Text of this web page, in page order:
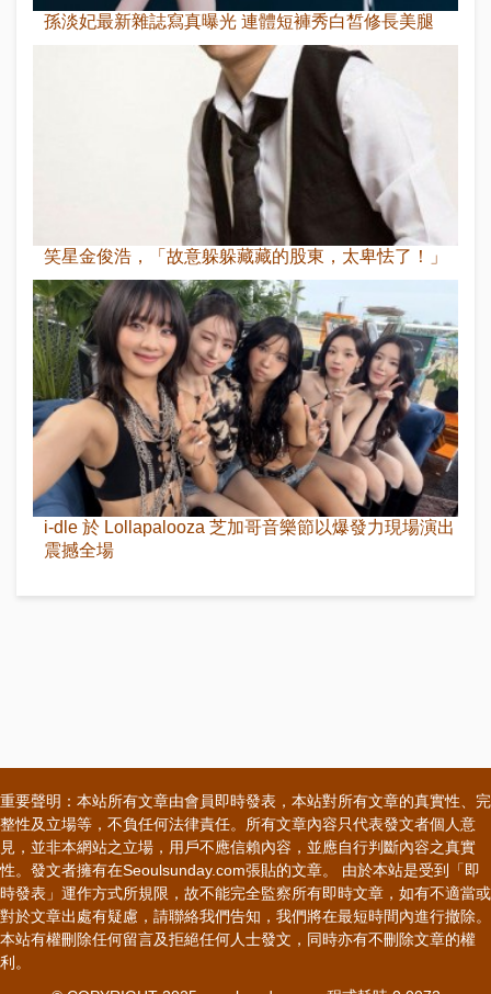
孫淡妃最新雜誌寫真曝光 連體短褲秀白皙修長美腿
笑星金俊浩，「故意躲躲藏藏的股東，太卑怯了！」
i-dle 於 Lollapalooza 芝加哥音樂節以爆發力現場演出
震撼全場
重要聲明：本站所有文章由會員即時發表，本站對所有文章的真實性、完
整性及立場等，不負任何法律責任。所有文章內容只代表發文者個人意
見，並非本網站之立場，用戶不應信賴內容，並應自行判斷內容之真實
性。發文者擁有在Seoulsunday.com張貼的文章。 由於本站是受到「即
時發表」運作方式所規限，故不能完全監察所有即時文章，如有不適當或
對於文章出處有疑慮，請聯絡我們告知，我們將在最短時間內進行撤除。
本站有權刪除任何留言及拒絕任何人士發文，同時亦有不刪除文章的權
利。